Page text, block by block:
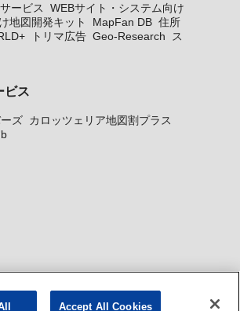
ービス
WEBサイト・システム向け
地図開発キット MapFan DB 住所
トリマ広告 Geo-Research
ス
ビス
ズ カロッツェリア地図割プラス
Accept All Cookies